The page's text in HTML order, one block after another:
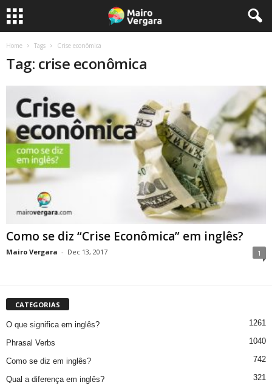
Home Tags Crise econômica
Tag: crise econômica
Como se diz “Crise Econômica” em inglês?
Mairo Vergara - Dec 13, 2017 1
CATEGORIAS
O que significa em inglês? 1261
Phrasal Verbs 1040
Como se diz em inglês? 742
Qual a diferença em inglês? 321